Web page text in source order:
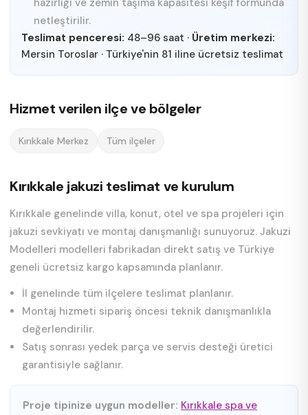
hazırlığı ve zemin taşıma kapasitesi keşif formunda
netleştirilir.
Teslimat penceresi: 48–96 saat · Üretim merkezi:
Mersin Toroslar · Türkiye'nin 81 iline ücretsiz teslimat
Hizmet verilen ilçe ve bölgeler
Kırıkkale Merkez Tüm ilçeler
Kırıkkale jakuzi teslimat ve kurulum
Kırıkkale genelinde villa, konut, otel ve spa projeleri için
jakuzi sevkiyatı ve montaj danışmanlığı sunuyoruz. Jakuzi
Modelleri modelleri fabrikadan direkt satış ve Türkiye
geneli ücretsiz kargo kapsamında planlanır.
İl genelinde tüm ilçelere teslimat planlanır.
Montaj hizmeti sipariş öncesi teknik danışmanlıkla
değerlendirilir.
Satış sonrası yedek parça ve servis desteği üretici
garantisiyle sağlanır.
Proje tipinize uygun modeller: Kırıkkale spa ve